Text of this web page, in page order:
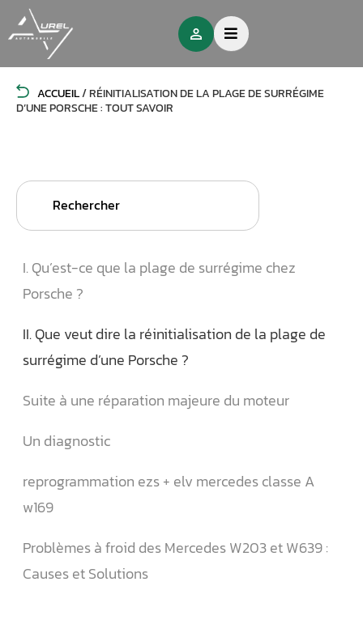
ACCUEIL/RÉINITIALISATION DE LA PLAGE DE SURRÉGIME
D’UNE PORSCHE : TOUT SAVOIR
Search
I. Qu’est-ce que la plage de surrégime chez
Porsche ?
II. Que veut dire la réinitialisation de la plage de
surrégime d’une Porsche ?
Suite à une réparation majeure du moteur
Un diagnostic
reprogrammation ezs + elv mercedes classe A
w169
Problèmes à froid des Mercedes W203 et W639 :
Causes et Solutions